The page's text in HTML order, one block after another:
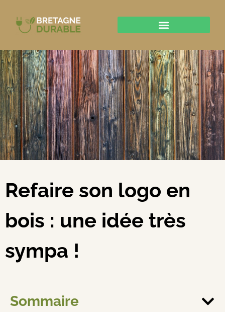
Refaire son logo en
bois : une idée très
sympa !
Sommaire